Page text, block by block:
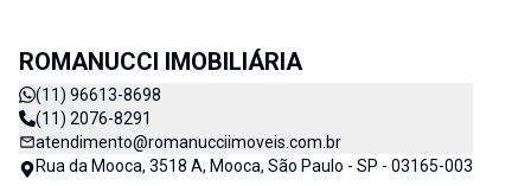
ROMANUCCI IMOBILIÁRIA
(11) 96613-8698
(11) 2076-8291
atendimento@romanucciimoveis.com.br
Rua da Mooca, 3518 A, Mooca, São Paulo - SP - 03165-003